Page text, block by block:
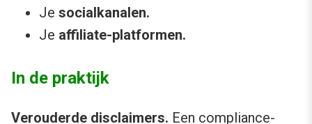
Je socialkanalen.
Je affiliate-platformen.
In de praktijk
Verouderde disclaimers. Een compliance-